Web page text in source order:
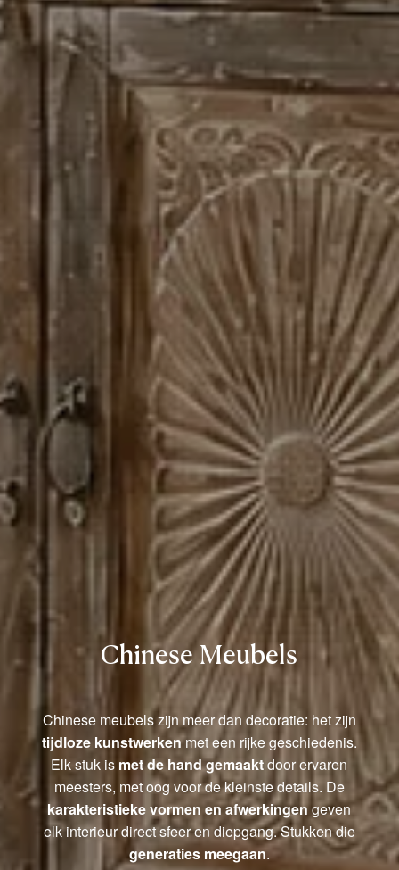
Chinese Meubels
Chinese meubels zijn meer dan decoratie: het zijn
tijdloze kunstwerkenmet een rijke geschiedenis.
Elk stuk is met de hand gemaaktdoor ervaren
meesters, met oog voor de kleinste details. De
karakteristieke vormen en afwerkingengeven
elk interieur direct sfeer en diepgang. Stukken die
generaties meegaan.